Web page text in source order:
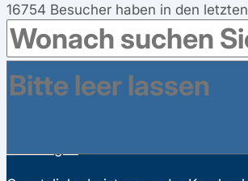
16754 Besucher haben in den
eine Bewertung abgegeben.